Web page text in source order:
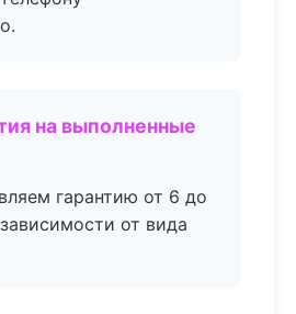
на выполненные
гарантию от 6 до
от вида